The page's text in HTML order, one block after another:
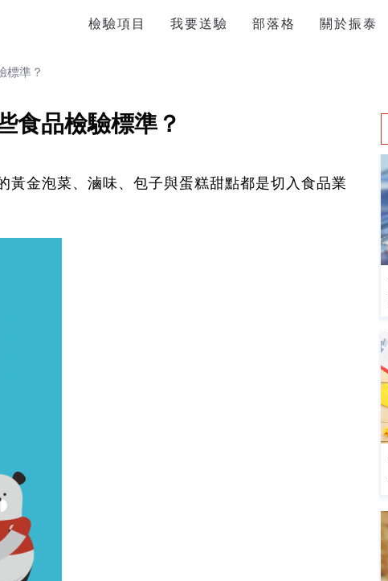
檢驗項目 我要送驗 部落格 關於振泰
標準？
食品檢驗標準？
黃金泡菜、滷味、包子與蛋糕甜點都是切入食品業